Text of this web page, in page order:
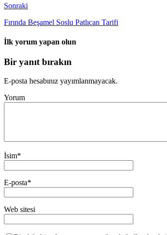
Sonraki
Fırında Beşamel Soslu Patlıcan Tarifi
İlk yorum yapan olun
Bir yanıt bırakın
E-posta hesabınız yayımlanmayacak.
Yorum
İsim*
E-posta*
Web sitesi